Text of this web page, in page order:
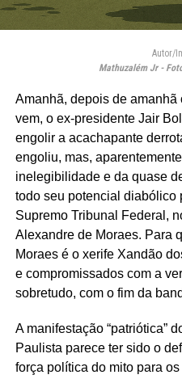
Autor/
Mathuzalém Jr -
Amanhã, depois de
vem, o ex-presidente Jair
engolir a acachapante
engoliu, mas,
inelegibilidade e da quase
todo seu potencial diabólico
Supremo Tribunal Federal,
Alexandre de Moraes. Para
Moraes é o xerife Xandão
e compromissados com a
sobretudo, com o fim da
A manifestação “patriótica”
Paulista parece ter sido o
força política do mito para